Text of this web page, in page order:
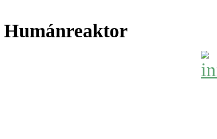
Humánreaktor